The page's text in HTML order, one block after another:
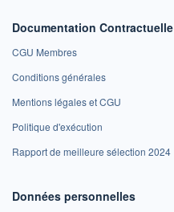
Documentation Contractuelle
CGU Membres
Conditions générales
Mentions légales et CGU
Politique d'exécution
Rapport de meilleure sélection 2024
Données personnelles